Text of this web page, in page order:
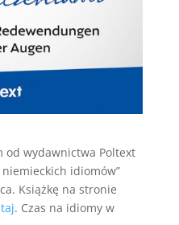
od wydawnictwa Poltext
idiomów”
Książkę na stronie
. Czas na idiomy w